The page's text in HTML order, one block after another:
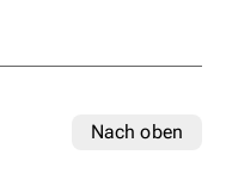
Nach oben